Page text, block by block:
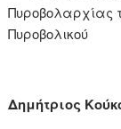
Πυροβολαρχίας
Πυροβολικού
Δημήτριος